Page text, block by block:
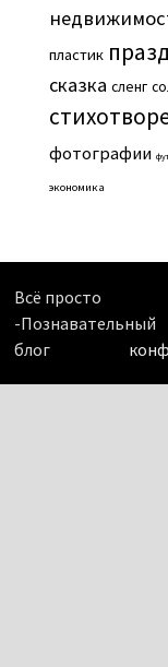
пластик
сказка сленг
фотографии
экономика
Всё просто
-Познавательный
блог